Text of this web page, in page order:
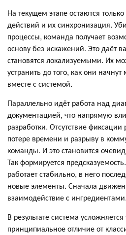
На текущем этапе остаются
действий и их синхронизация.
процессы, команда получает
основу без искажений. Это даёт
становятся локализуемыми. Их
устранить до того, как они
вместе с системой.
Параллельно идёт работа над
документацией, что напрямую
разработки. Отсутствие
потере времени и разрыву в
команды. И это становится
Так формируется
работает стабильно, в него
новые элементы. Сначала
взаимодействие с ингредиентами.
В результате система
принципиальное отличие от